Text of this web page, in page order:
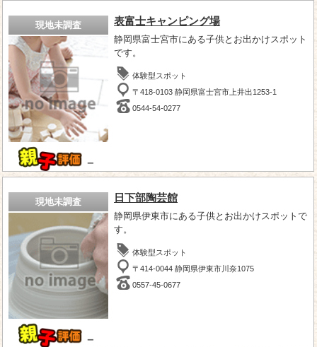
現地未調査
－
表富士キャンピング場
静岡県富士宮市にある子供とお出かけスポット
です。
体験型スポット
〒418-0103 静岡県富士宮市上井出1253-1
0544-54-0277
現地未調査
－
日下部陶芸館
静岡県伊東市にある子供とお出かけスポットで
す。
体験型スポット
〒414-0044 静岡県伊東市川奈1075
0557-45-0677